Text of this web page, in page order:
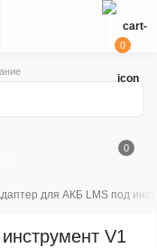
0
0
для АКБ LMS под
V1